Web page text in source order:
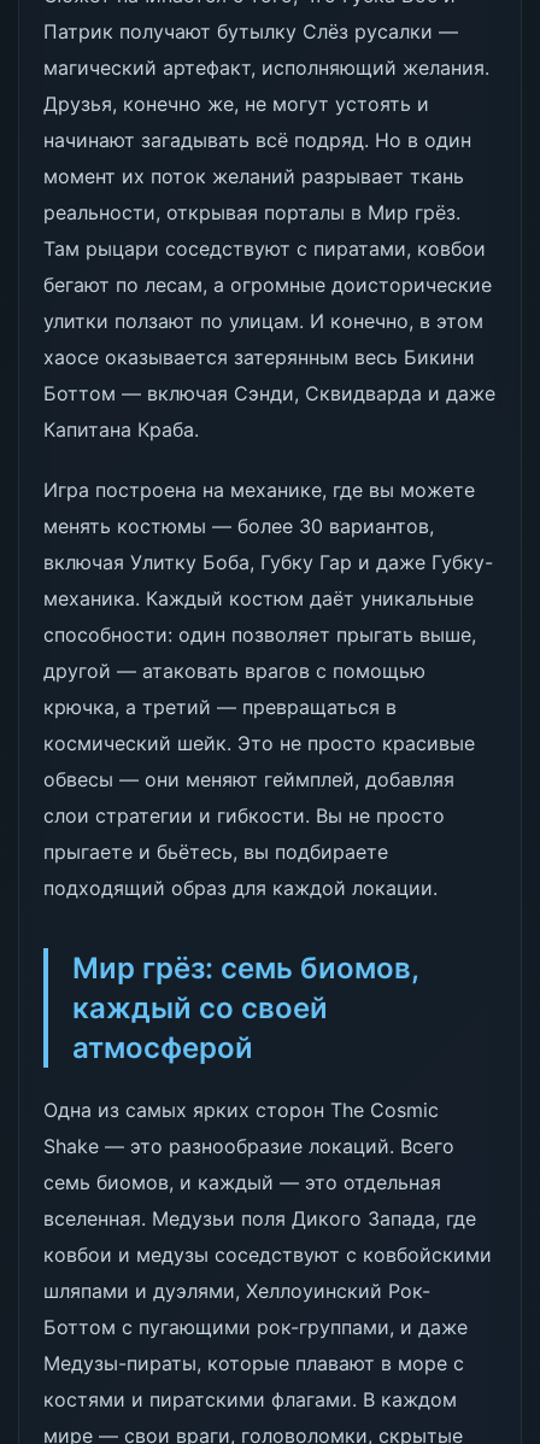
Патрик получают бутылку Слёз русалки —
магический артефакт, исполняющий желания.
Друзья, конечно же, не могут устоять и
начинают загадывать всё подряд. Но в один
момент их поток желаний разрывает ткань
реальности, открывая порталы в Мир грёз.
Там рыцари соседствуют с пиратами, ковбои
бегают по лесам, а огромные доисторические
улитки ползают по улицам. И конечно, в этом
хаосе оказывается затерянным весь Бикини
Боттом — включая Сэнди, Сквидварда и даже
Капитана Краба.
Игра построена на механике, где вы можете
менять костюмы — более 30 вариантов,
включая Улитку Боба, Губку Гар и даже Губку-
механика. Каждый костюм даёт уникальные
способности: один позволяет прыгать выше,
другой — атаковать врагов с помощью
крючка, а третий — превращаться в
космический шейк. Это не просто красивые
обвесы — они меняют геймплей, добавляя
слои стратегии и гибкости. Вы не просто
прыгаете и бьётесь, вы подбираете
подходящий образ для каждой локации.
Мир грёз: семь биомов,
каждый со своей
атмосферой
Одна из самых ярких сторон The Cosmic
Shake — это разнообразие локаций. Всего
семь биомов, и каждый — это отдельная
вселенная. Медузьи поля Дикого Запада, где
ковбои и медузы соседствуют с ковбойскими
шляпами и дуэлями, Хеллоуинский Рок-
Боттом с пугающими рок-группами, и даже
Медузы-пираты, которые плавают в море с
костями и пиратскими флагами. В каждом
мире — свои враги, головоломки, скрытые